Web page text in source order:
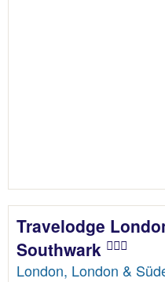
Travelodge
Southwark
London, London &